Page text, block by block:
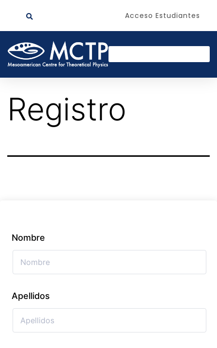
Acceso Estudiantes
Registro
Nombre
Apellidos